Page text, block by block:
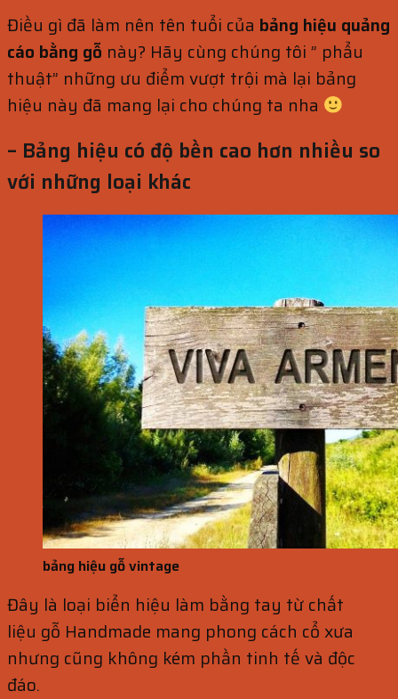
Điều gì đã làm nên tên tuổi của bảng hiệu quảng
cáo bằng gỗ này? Hãy cùng chúng tôi ” phẩu
thuật” những ưu điểm vượt trội mà lại bảng
hiệu này đã mang lại cho chúng ta nha
– Bảng hiệu có độ bền cao hơn nhiều so
với những loại khác
bảng hiệu gỗ vintage
Đây là loại biển hiệu làm bằng tay từ chất
liệu gỗ Handmade mang phong cách cổ xưa
nhưng cũng không kém phần tinh tế và độc
đáo.